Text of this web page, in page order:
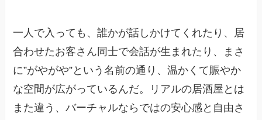
一人で入っても、誰かが話しかけてくれたり、居
合わせたお客さん同士で会話が生まれたり、まさ
に”がやがや”という名前の通り、温かくて賑やか
な空間が広がっているんだ。リアルの居酒屋とは
また違う、バーチャルならではの安心感と自由さ